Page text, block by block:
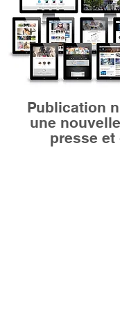
Publication
une
presse et